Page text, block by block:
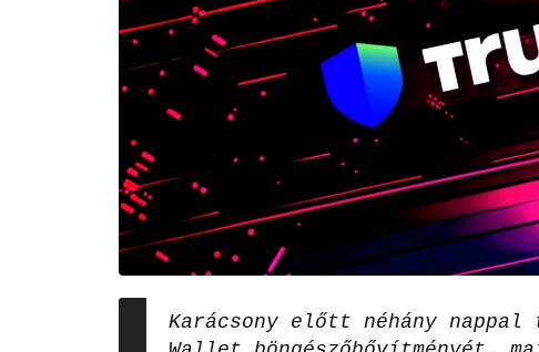
Karácsony előtt néhány